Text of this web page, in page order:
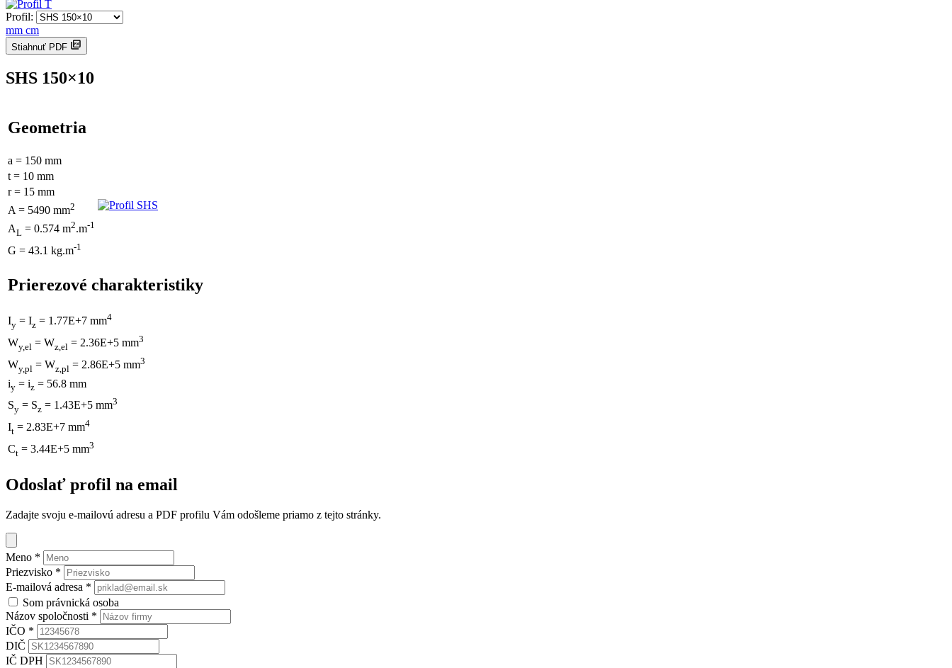
Profil:
mm cm
Stiahnuť PDF
SHS 150×10
Geometria
a = 150 mm
t = 10 mm
r = 15 mm
A = 5490 mm2
AL = 0.574 m2.m-1
G = 43.1 kg.m-1
Prierezové charakteristiky
Iy = Iz = 1.77E+7 mm4
Wy,el = Wz,el = 2.36E+5 mm3
Wy,pl = Wz,pl = 2.86E+5 mm3
iy = iz = 56.8 mm
Sy = Sz = 1.43E+5 mm3
It = 2.83E+7 mm4
Ct = 3.44E+5 mm3
Odoslať profil na email
Zadajte svoju e-mailovú adresu a PDF profilu Vám odošleme priamo z tejto stránky.
Meno *
Priezvisko *
E-mailová adresa *
Som právnická osoba
Názov spoločnosti *
IČO *
DIČ
IČ DPH